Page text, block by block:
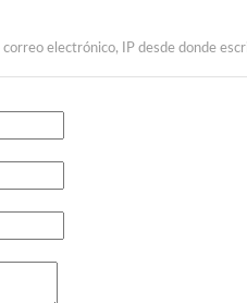
correo electrónico, IP desde donde